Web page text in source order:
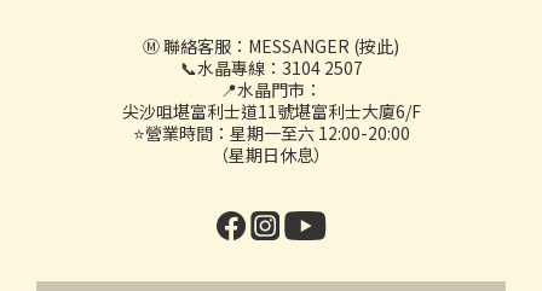
Ⓜ️ 聯絡客服： MESSANGER (按此)
📞水晶專線：3104 2507
📍水晶門市：
尖沙咀堪富利士道11號堪富利士大廈6/F
⭐營業時間：星期一至六 12:00-20:00
（星期日休息）